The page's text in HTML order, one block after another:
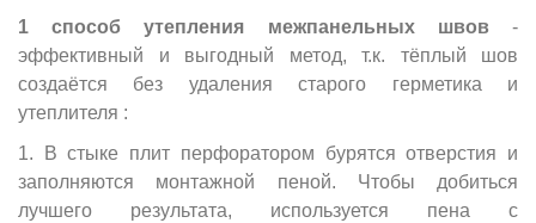
1 способ утепления межпанельных швов -
эффективный и выгодный метод, т.к. тёплый шов
создаётся без удаления старого герметика и
утеплителя :
1. В стыке плит перфоратором бурятся отверстия и
заполняются монтажной пеной. Чтобы добиться
лучшего результата, используется пена с